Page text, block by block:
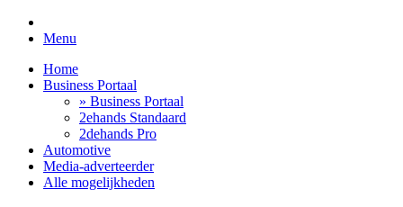
Menu
Home
Business Portaal
» Business Portaal
2ehands Standaard
2dehands Pro
Automotive
Media-adverteerder
Alle mogelijkheden